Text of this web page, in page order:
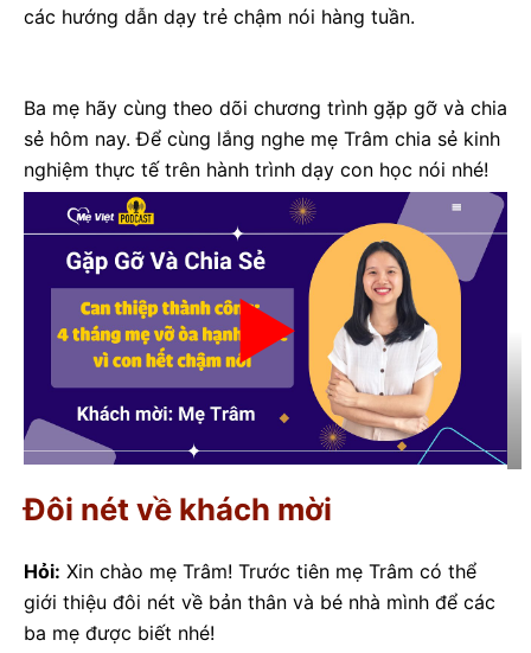
các hướng dẫn dạy trẻ chậm nói hàng tuần.
Ba mẹ hãy cùng theo dõi chương trình gặp gỡ và chia
sẻ hôm nay. Để cùng lắng nghe mẹ Trâm chia sẻ kinh
nghiệm thực tế trên hành trình dạy con học nói nhé!
Đôi nét về khách mời
Hỏi: Xin chào mẹ Trâm! Trước tiên mẹ Trâm có thể
giới thiệu đôi nét về bản thân và bé nhà mình để các
ba mẹ được biết nhé!